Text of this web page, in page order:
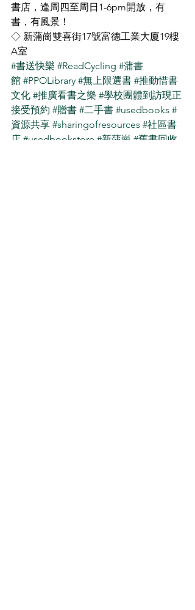
書店，逢周四至周日1-6pm開放，有
書，有風景！
◇ 新蒲崗雙喜街17號富德工業大廈19樓
A室
#書送快樂 #ReadCycling #蒲書
館 #PPOLibrary #無上限選書 #推動惜書
文化 #推廣看書之樂 #學校團體到訪現正
接受預約 #贈書 #二手書 #usedbooks #
資源共享 #sharingofresources #社區書
店 #usedbookstore #新蒲崗 #舊書回收